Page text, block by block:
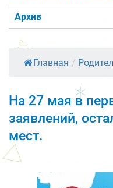
Архив
Главная /
На 27 мая в
заявлений,
мест.